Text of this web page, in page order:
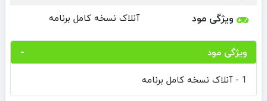
ویژگی مود آنلاک نسخه کامل برنامه
ویژگی مود
1 - آنلاک نسخه کامل برنامه